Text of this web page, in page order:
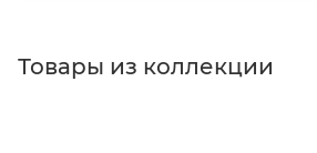
Товары из коллекции